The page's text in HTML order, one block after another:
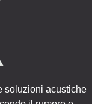
soluzioni acustiche